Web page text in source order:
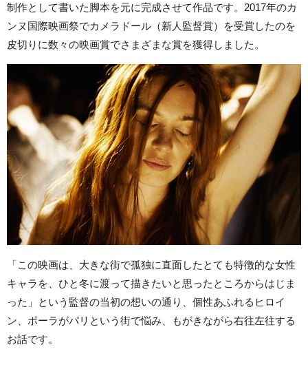
制作として書いた脚本を元に完成させて作品です。2017年のカ
ンヌ国際映画祭でカメラドール（新人監督賞）を受賞したのを
皮切りに数々の映画賞でさまざまな賞を獲得しました。
「この映画は、大きな街で孤独に直面したとても特徴的な女性
キャラを、ひと冬に渡って描きたいと思ったところからはじま
った」という監督の当初の想いの通り、個性あふれるヒロイ
ン、ポーラがパリという街で悩み、もがきながら右往左往する
お話です。